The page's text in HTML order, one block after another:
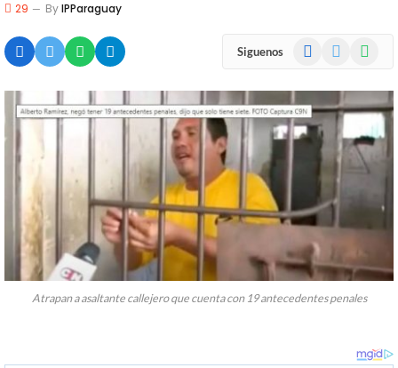
29 ByIPParaguay
Siguenos Facebook
Atrapan a asaltante callejero que cuenta con 19 antecedentes penales